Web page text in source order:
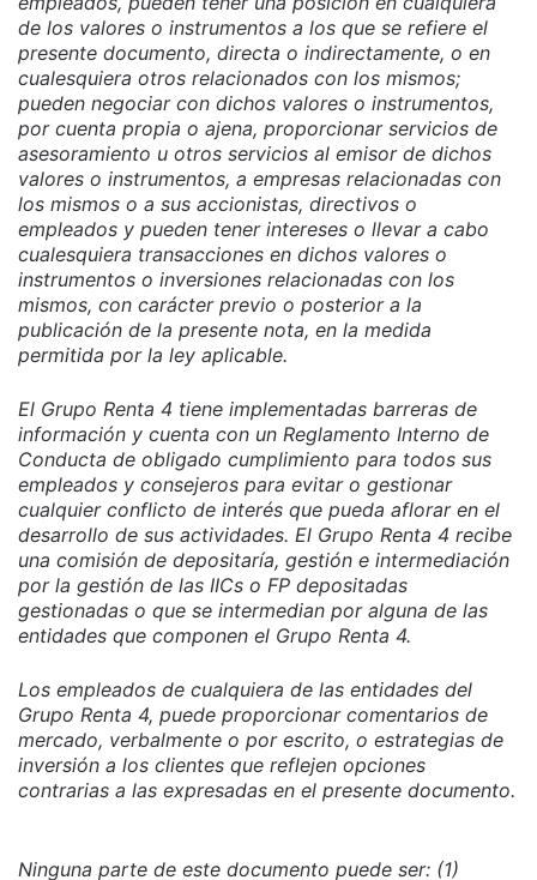
de los valores o instrumentos a los que se refiere el
presente documento, directa o indirectamente, o en
cualesquiera otros relacionados con los mismos;
pueden negociar con dichos valores o instrumentos,
por cuenta propia o ajena, proporcionar servicios de
asesoramiento u otros servicios al emisor de dichos
valores o instrumentos, a empresas relacionadas con
los mismos o a sus accionistas, directivos o
empleados y pueden tener intereses o llevar a cabo
cualesquiera transacciones en dichos valores o
instrumentos o inversiones relacionadas con los
mismos, con carácter previo o posterior a la
publicación de la presente nota, en la medida
permitida por la ley aplicable.
El Grupo Renta 4 tiene implementadas barreras de
información y cuenta con un Reglamento Interno de
Conducta de obligado cumplimiento para todos sus
empleados y consejeros para evitar o gestionar
cualquier conflicto de interés que pueda aflorar en el
desarrollo de sus actividades. El Grupo Renta 4 recibe
una comisión de depositaría, gestión e intermediación
por la gestión de las IICs o FP depositadas
gestionadas o que se intermedian por alguna de las
entidades que componen el Grupo Renta 4.
Los empleados de cualquiera de las entidades del
Grupo Renta 4, puede proporcionar comentarios de
mercado, verbalmente o por escrito, o estrategias de
inversión a los clientes que reflejen opciones
contrarias a las expresadas en el presente documento.
Ninguna parte de este documento puede ser: (1)